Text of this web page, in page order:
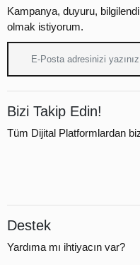
Kampanya, duyuru,
olmak istiyorum.
Bizi Takip Edin!
Tüm Dijital Platformlardan
Destek
Yardıma mı ihtiyacın var?